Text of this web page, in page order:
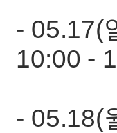
- 05.17(
10:00 -
- 05.18(